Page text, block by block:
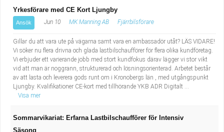
Yrkesförare med CE Kort Ljungby
Ansök Jun 10 MK Manning AB Fjärrbilsförare
Gillar du att vara ute på vägarna samt vara en ambassadör utåt? LÄS VIDARE!
Vi söker nu flera drivna och glada lastbilschaufförer för flera olika kundföretag.
Vi erbjuder ett varierande jobb med stort kundfokus därav lägger vi stor vikt
vid att man är noggrann, strukturerad och lösningsorienterad. Arbetet består
av att lasta och leverera gods runt om i Kronobergs län , med utgångspunkt
Ljungby. Kvalifikationer CE-kort med tillhörande YKB ADR Digitalt ...
Visa mer
Sommarvikariat: Erfarna Lastbilschaufförer för Intensiv
Säsong